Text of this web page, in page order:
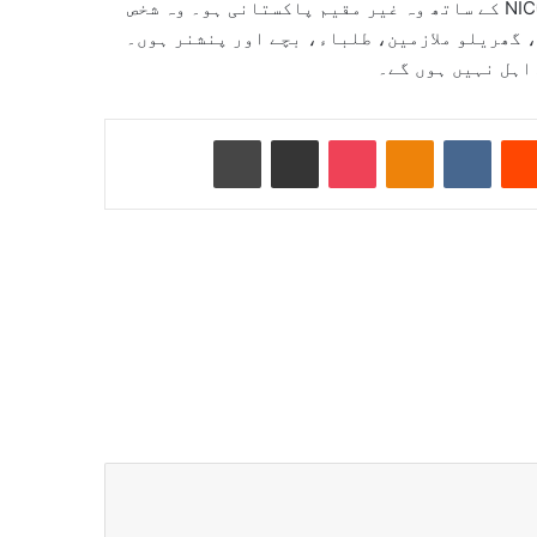
وہ شخص جس کے پاس پاکستانی پاسپورٹ POC، NIC یا پھر NICOP کے ساتھ وہ غیر مقیم پاکستانی ہو۔ وہ شخص
ملازمین، طلباء، بچے اور پنشنر ہوں۔
نہیں ہوں گے۔
VKontakte ای میل کے ذریعے شیئر کریں